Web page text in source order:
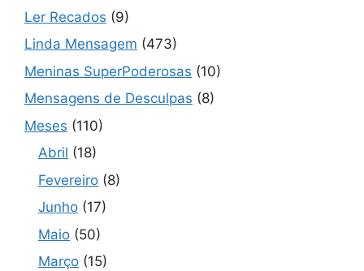
Ler Recados (9)
Linda Mensagem (473)
Meninas SuperPoderosas (10)
Mensagens de Desculpas (8)
Meses (110)
Abril (18)
Fevereiro (8)
Junho (17)
Maio (50)
Março (15)